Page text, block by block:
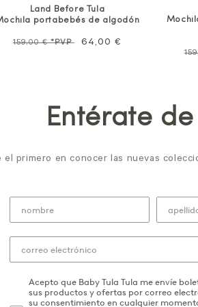
Land Before Tula
portabebés de algodón
Precio
159,00 €*PVP
Precio
64,00 €
Entérate
el primero en conocer las nuevas
Acepto que Baby Tula Tula me envíe
sus productos y ofertas por correo
su consentimiento en cualquier